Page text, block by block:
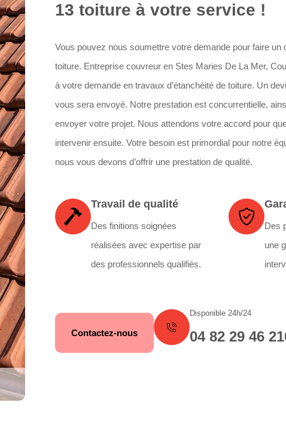
13 toiture à votre service !
Vous pouvez nous soumettre votre demande pour faire un
toiture. Entreprise couvreur en Stes Maries De La Mer,
à votre demande en travaux d’étanchéité de toiture. Un
vous sera envoyé. Notre prestation est concurrentielle,
envoyer votre projet. Nous attendons votre accord pour
intervenir ensuite. Votre besoin est primordial pour notre
nous vous devons d’offrir une prestation de qualité.
Travail de qualité
Des finitions soignées
réalisées avec expertise par
des professionnels qualifiés.
Des
une
Contactez-nous
Disponible 24h/24
04 82 29 46 21